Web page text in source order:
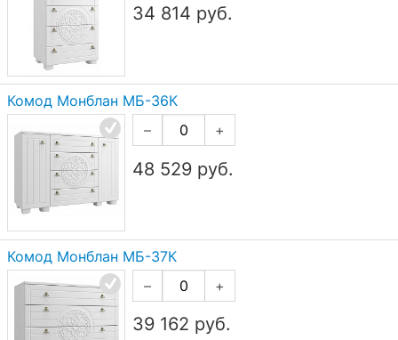
34 814 руб.
Комод Монблан МБ-36К
–
+
48 529 руб.
Комод Монблан МБ-37К
–
+
39 162 руб.